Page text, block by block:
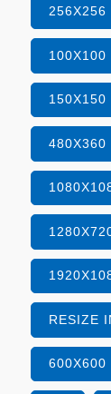
256X256
100X100
150X150
480X360
RESIZE
600X600